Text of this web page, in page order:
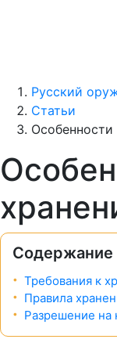
Русский
Статьи
Содержание
Требования к
Правила
Разрешение